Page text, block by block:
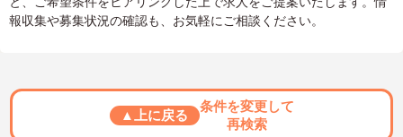
報収集や募集状況の確認も、お気軽にご相談ください。
▲上に戻る
条件を変更して
再検索